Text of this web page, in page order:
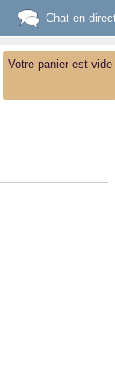
Chat en
Votre panier est vide